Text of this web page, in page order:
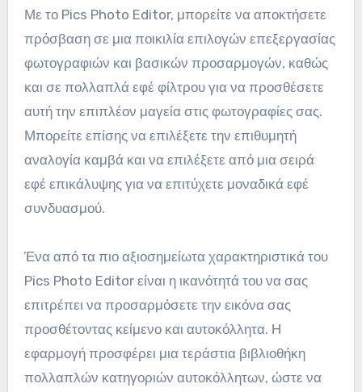
Με το Pics Photo Editor, μπορείτε να αποκτήσετε
πρόσβαση σε μια ποικιλία επιλογών επεξεργασίας
φωτογραφιών και βασικών προσαρμογών, καθώς
και σε πολλαπλά εφέ φίλτρου για να προσθέσετε
αυτή την επιπλέον μαγεία στις φωτογραφίες σας.
Μπορείτε επίσης να επιλέξετε την επιθυμητή
αναλογία καμβά και να επιλέξετε από μια σειρά
εφέ επικάλυψης για να επιτύχετε μοναδικά εφέ
συνδυασμού.
Ένα από τα πιο αξιοσημείωτα χαρακτηριστικά του
Pics Photo Editor είναι η ικανότητά του να σας
επιτρέπει να προσαρμόσετε την εικόνα σας
προσθέτοντας κείμενο και αυτοκόλλητα. Η
εφαρμογή προσφέρει μια τεράστια βιβλιοθήκη
πολλαπλών κατηγοριών αυτοκόλλητων, ώστε να